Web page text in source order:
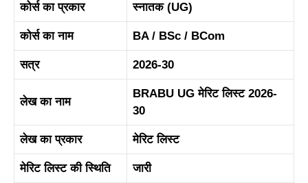
कोर्स का प्रकार स्नातक (UG)
कोर्स का नाम BA / BSc / BCom
सत्र 2026-30
लेख का नाम
BRABU UG मेरिट लिस्ट 2026-
30
लेख का प्रकार मेरिट लिस्ट
मेरिट लिस्ट की स्थिति जारी